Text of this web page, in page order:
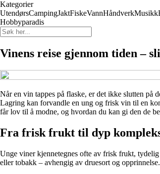
Kategorier
UtendørsCampingJaktFiskeVannHåndverkMusikk
Hobbyparadis
Vinens reise gjennom tiden –
Når en vin tappes på flaske, er det ikke slutten på
Lagring kan forvandle en ung og frisk vin til en
får lov til å modne, og hvordan du kan gi den de
Fra frisk frukt til dyp
Unge viner kjennetegnes ofte av frisk frukt,
eller tobakk – avhengig av druesort og